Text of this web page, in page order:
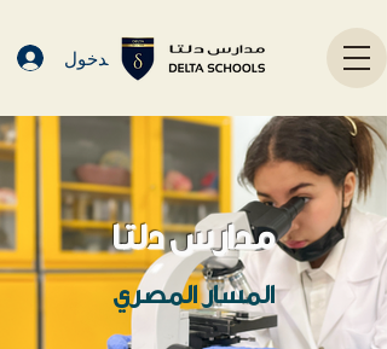
تسجيل الدخول
مدارس دلتا
المسار المصري